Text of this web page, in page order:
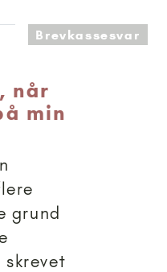
til 18+
Brevkassesvar
når
min
grund
skrevet